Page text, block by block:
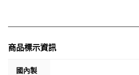
商品標示資訊
國內製